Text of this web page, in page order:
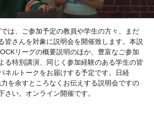
は、ご参加予定の教員や学生の方々、まだ
皆さんを対象に説明会を開催致します。本説
リーグの概要説明のほか、豊富なご参加
る特別講演、同じく参加経験のある学生の皆
ネルトークをお届けする予定です。日経
を余すところなくお伝えする説明会ですの
さい。オンライン開催です。